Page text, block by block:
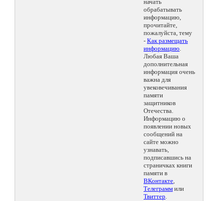
начать
обрабатывать
информацию,
прочитайте,
пожалуйста, тему
- Как размещать
информацию.
Любая Ваша
дополнительная
информация очень
важна для
увековечивания
памяти
защитников
Отечества.
Информацию о
появлении новых
сообщений на
сайте можно
узнавать,
подписавшись на
страничках книги
памяти в
ВКонтакте,
Телеграмм или
Твиттер.